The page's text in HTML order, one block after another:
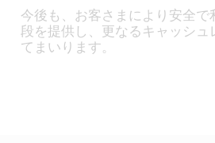
今後も、お客さまにより安全で
段を提供し、更なるキャッシュ
てまいります。